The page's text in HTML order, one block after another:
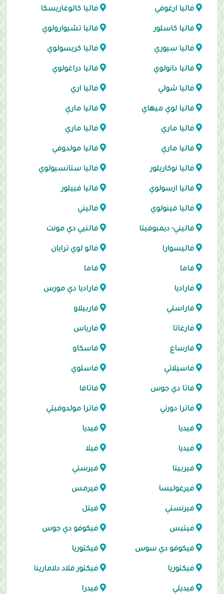
فاليا ارغوفي فاليا كالوغاريسكا
فاليا كاسلور فاليا تشيوارولوي
فاليا سيوري فاليا كريسولوي
فاليا دانولوي فاليا دراغولوي
فاليا شولي فاليا اري
فاليا لوي ميهاي فاليا ماري
فاليا ماري فاليا ماري
فاليا ماري فاليا مولدوفي
فاليا نوكاريلور فاليا ستانسيولوي
فاليا ارسولوي فاليا فييلور
فاليا فينولوي فاليني
فاليني- ديمبوفيتا فالنيي دي مونت
فاليسوارا فالو لوي ترايان
فاما فاما
فاراديا فاراديا دي مورس
فاراستي فاربيلاو
فارغاتا فارياس
فارساغ فاسكاو
فاسيلاتي فاسلوي
فاتا دي جوس فاتافا
فاترا دورني فاترا مولدوفيتي
فيديا فيديا
فيديا فيلا
فيربيتا فيرستي
فيرغوليسا فيرمس
فيرنستي فيتل
فيتيس فيكوفو دي جوس
فيكوفو دي سوس فيكتوريا
فيكتوريا فيكتور فلاد دلامارينا
فيديلي فيدرا